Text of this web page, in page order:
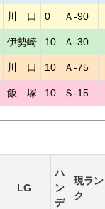
川 口 0 Ａ-90
伊勢崎 10 Ａ-30
川 口 10 Ａ-75
飯 塚 10 Ｓ-15
LG
ハ
ン
デ
現ラン
ク